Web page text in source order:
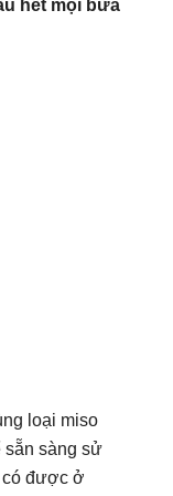
hết mọi bữa
loại miso
sẵn sàng sử
có được ở